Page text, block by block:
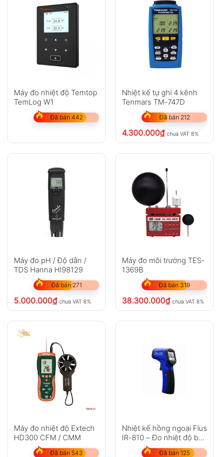
Máy đo nhiệt độ Temtop
TemLog W1
Đã bán 442
Nhiệt kế tự ghi 4 kênh
Tenmars TM-747D
Đã bán 212
4.300.000₫ chưa VAT 8%
Máy đo pH / Độ dẫn /
TDS Hanna HI98129
Đã bán 271
5.000.000₫ chưa VAT 8%
Máy đo môi trường TES-
1369B
Đã bán 319
38.300.000₫ chưa VAT 8%
Máy đo nhiệt độ Extech
HD300 CFM / CMM
Đã bán 543
Nhiệt kế hồng ngoại Flus
IR-810 – Đo nhiệt độ bề
mặt nhanh & chính xác
Đã bán 125